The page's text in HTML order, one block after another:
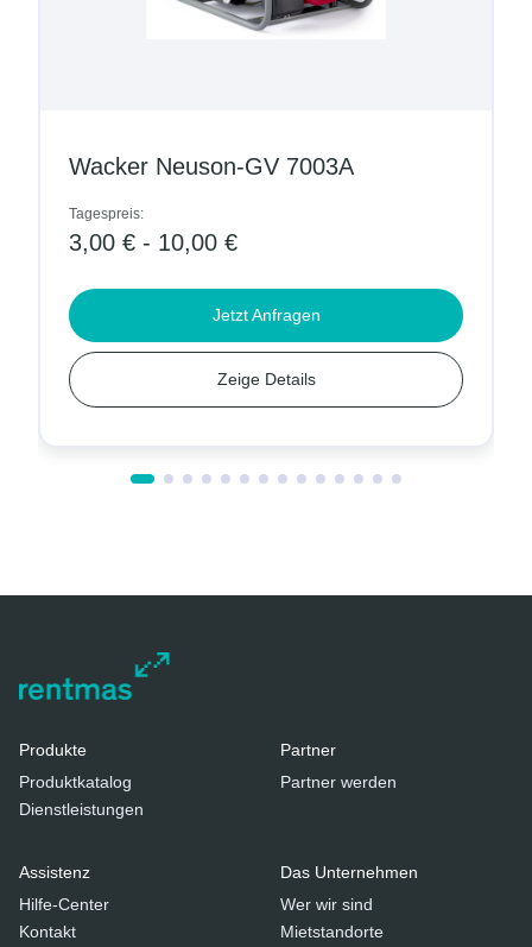
Wacker Neuson-GV 7003A
Tagespreis:
3,00 € - 10,00 €
Zeige Details
Jetzt Anfragen
Produkte
Produktkatalog
Dienstleistungen
Partner
Partner werden
Assistenz
Hilfe-Center
Kontakt
Das Unternehmen
Wer wir sind
Mietstandorte